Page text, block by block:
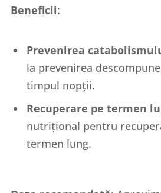
Beneficii:
Prevenirea
la prevenirea
timpul nopții.
Recuperare pe termen
nutrițional pentru
termen lung.